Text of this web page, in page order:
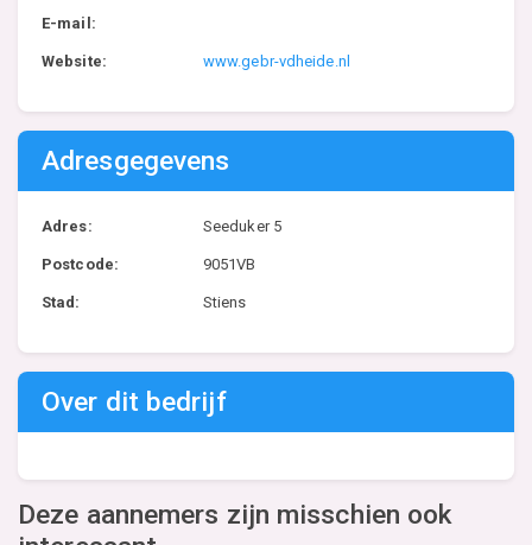
E-mail:
Website: www.gebr-vdheide.nl
Adresgegevens
Adres: Seeduker 5
Postcode: 9051VB
Stad: Stiens
Over dit bedrijf
Deze aannemers zijn misschien ook